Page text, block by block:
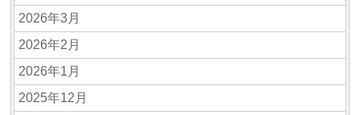
2026年3月
2026年2月
2026年1月
2025年12月